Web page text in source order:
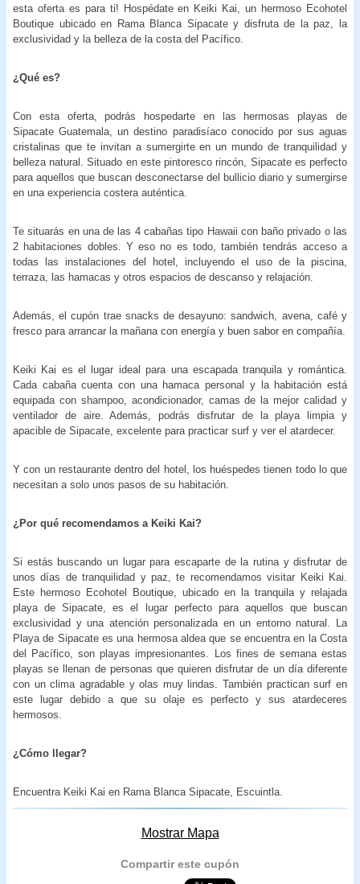
esta oferta es para ti! Hospédate en Keiki Kai, un hermoso Ecohotel
Boutique ubicado en Rama Blanca Sipacate y disfruta de la paz, la
exclusividad y la belleza de la costa del Pacífico.
¿Qué es?
Con esta oferta, podrás hospedarte en las hermosas playas de
Sipacate Guatemala, un destino paradisíaco conocido por sus aguas
cristalinas que te invitan a sumergirte en un mundo de tranquilidad y
belleza natural. Situado en este pintoresco rincón, Sipacate es perfecto
para aquellos que buscan desconectarse del bullicio diario y sumergirse
en una experiencia costera auténtica.
Te situarás en una de las 4 cabañas tipo Hawaii con baño privado o las
2 habitaciones dobles. Y eso no es todo, también tendrás acceso a
todas las instalaciones del hotel, incluyendo el uso de la piscina,
terraza, las hamacas y otros espacios de descanso y relajación.
Además, el cupón trae snacks de desayuno: sandwich, avena, café y
fresco para arrancar la mañana con energía y buen sabor en compañía.
Keiki Kai es el lugar ideal para una escapada tranquila y romántica.
Cada cabaña cuenta con una hamaca personal y la habitación está
equipada con shampoo, acondicionador, camas de la mejor calidad y
ventilador de aire. Además, podrás disfrutar de la playa limpia y
apacible de Sipacate, excelente para practicar surf y ver el atardecer.
Y con un restaurante dentro del hotel, los huéspedes tienen todo lo que
necesitan a solo unos pasos de su habitación.
¿Por qué recomendamos a Keiki Kai?
Si estás buscando un lugar para escaparte de la rutina y disfrutar de
unos días de tranquilidad y paz, te recomendamos visitar Keiki Kai.
Este hermoso Ecohotel Boutique, ubicado en la tranquila y relajada
playa de Sipacate, es el lugar perfecto para aquellos que buscan
exclusividad y una atención personalizada en un entorno natural. La
Playa de Sipacate es una hermosa aldea que se encuentra en la Costa
del Pacífico, son playas impresionantes. Los fines de semana estas
playas se llenan de personas que quieren disfrutar de un día diferente
con un clima agradable y olas muy lindas. También practican surf en
este lugar debido a que su olaje es perfecto y sus atardeceres
hermosos.
¿Cómo llegar?
Encuentra Keiki Kai en Rama Blanca Sipacate, Escuintla.
Mostrar Mapa
Compartir este cupón